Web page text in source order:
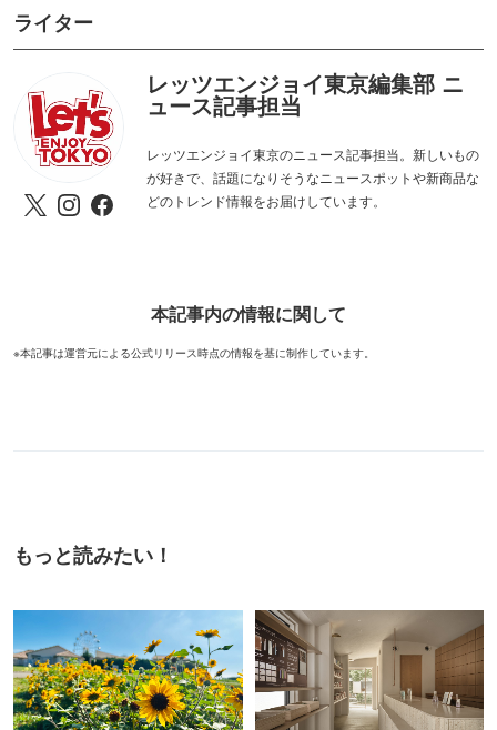
ライター
レッツエンジョイ東京編集部 ニ
ュース記事担当
レッツエンジョイ東京のニュース記事担当。新しいもの
が好きで、話題になりそうなニュースポットや新商品な
どのトレンド情報をお届けしています。
本記事内の情報に関して
※本記事は運営元による公式リリース時点の情報を基に制作しています。
もっと読みたい！